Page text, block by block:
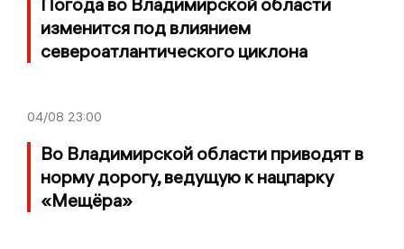
изменится под влиянием
североатлантического циклона
04/08 23:00
Во Владимирской области приводят в
норму дорогу, ведущую к нацпарку
«Мещёра»